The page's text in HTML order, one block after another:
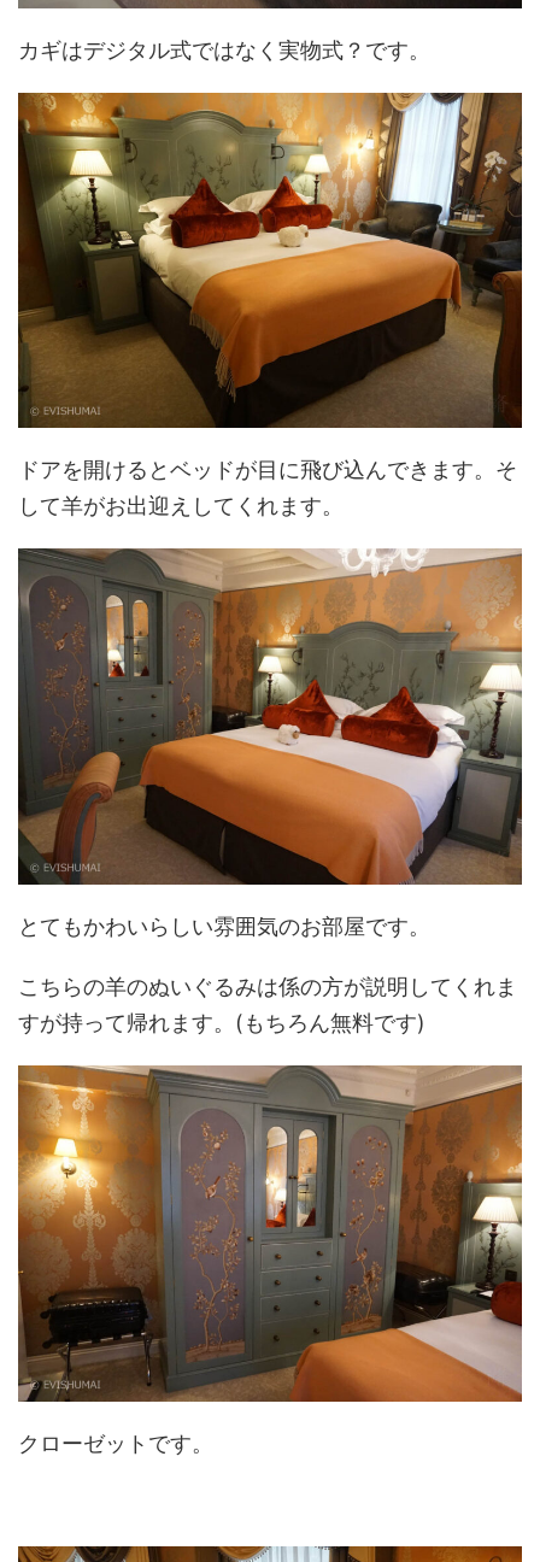
カギはデジタル式ではなく実物式？です。
ドアを開けるとベッドが目に飛び込んできます。そ
して羊がお出迎えしてくれます。
とてもかわいらしい雰囲気のお部屋です。
こちらの羊のぬいぐるみは係の方が説明してくれま
すが持って帰れます。(もちろん無料です)
クローゼットです。